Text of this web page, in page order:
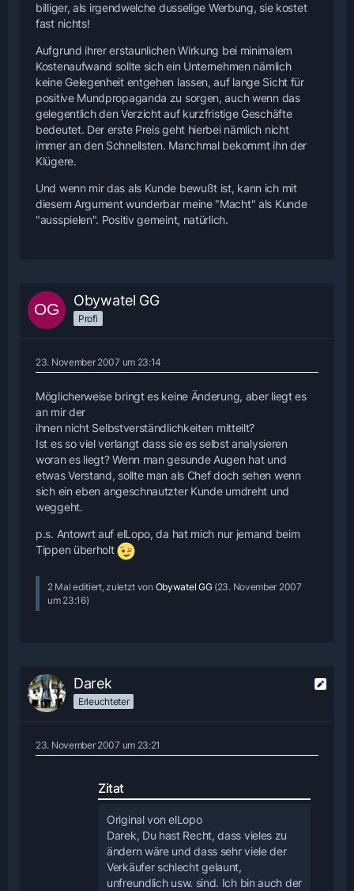
billiger, als irgendwelche dusselige Werbung, sie kostet
fast nichts!
Aufgrund ihrer erstaunlichen Wirkung bei minimalem
Kostenaufwand sollte sich ein Unternehmen nämlich
keine Gelegenheit entgehen lassen, auf lange Sicht für
positive Mundpropaganda zu sorgen, auch wenn das
gelegentlich den Verzicht auf kurzfristige Geschäfte
bedeutet. Der erste Preis geht hierbei nämlich nicht
immer an den Schnellsten. Manchmal bekommt ihn der
Klügere.
Und wenn mir das als Kunde bewußt ist, kann ich mit
diesem Argument wunderbar meine "Macht" als Kunde
"ausspielen". Positiv gemeint, natürlich.
Obywatel GG
Profi
23. November 2007 um 23:14
Möglicherweise bringt es keine Änderung, aber liegt es
an mir der
ihnen nicht Selbstverständlichkeiten mitteilt?
Ist es so viel verlangt dass sie es selbst analysieren
woran es liegt? Wenn man gesunde Augen hat und
etwas Verstand, sollte man als Chef doch sehen wenn
sich ein eben angeschnautzter Kunde umdreht und
weggeht.
p.s. Antowrt auf elLopo, da hat mich nur jemand beim
Tippen überholt
2 Mal editiert, zuletzt von Obywatel GG(23. November 2007
um 23:16)
Darek
Erleuchteter
23. November 2007 um 23:21
Zitat
Original von elLopo
Darek, Du hast Recht, dass vieles zu
ändern wäre und dass sehr viele der
Verkäufer schlecht gelaunt,
unfreundlich usw. sind. Ich bin auch der